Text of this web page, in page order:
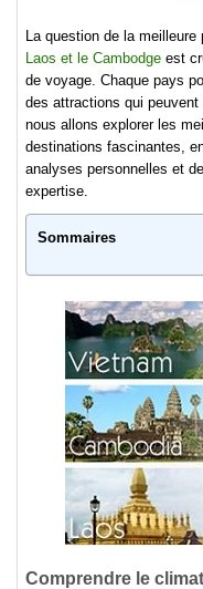
La question de la meilleure
Laos et le Cambodge est
de voyage. Chaque pays
des attractions qui
nous allons explorer les
destinations fascinantes,
analyses personnelles et
expertise.
Sommaires
Comprendre le